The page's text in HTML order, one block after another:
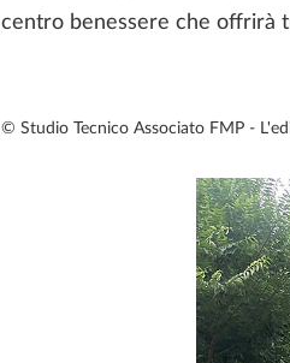
centro benessere che offrirà
© Studio Tecnico Associato FMP -